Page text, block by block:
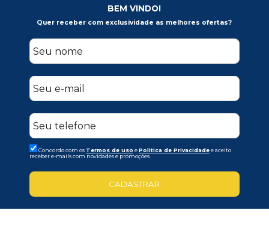
BEM VINDO!
Quer receber com exclusividade as melhores ofertas?
Concordo com os Termos de uso ePolitica de Privacidadee aceito
receber e-mails com novidades e promoções.
CADASTRAR